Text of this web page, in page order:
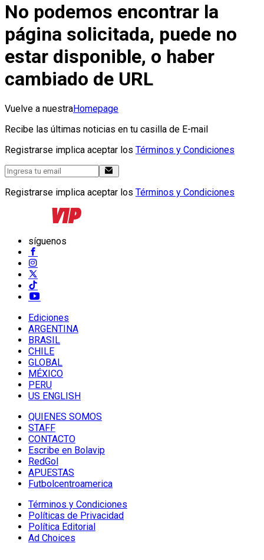
No podemos encontrar la
página solicitada, puede no
estar disponible, o haber
cambiado de URL
Vuelve a nuestraHomepage
Recibe las últimas noticias en tu casilla de E-mail
Registrarse implica aceptar los Términos y Condiciones
Registrarse implica aceptar los Términos y Condiciones
síguenos
Ediciones
ARGENTINA
BRASIL
CHILE
GLOBAL
MÉXICO
PERU
US ENGLISH
QUIENES SOMOS
STAFF
CONTACTO
Escribe en Bolavip
RedGol
APUESTAS
Futbolcentroamerica
Términos y Condiciones
Políticas de Privacidad
Política Editorial
Ad Choices